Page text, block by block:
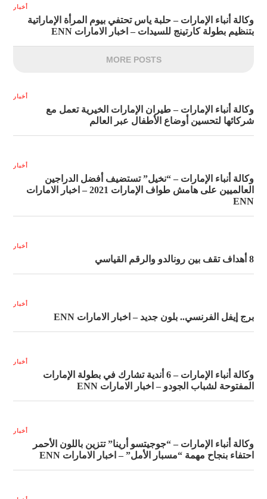
أخبار
وكالة أنباء الإمارات – حلبة ياس تحتفي بيوم المرأة الإماراتية
بتنظيم بطولة كارتينج للسيدات – اخبار الامارات ENN
MORE POSTS
أخبار
وكالة أنباء الإمارات – طيران الإمارات الخيرية تعمل مع
شركائها لتحسين أوضاع الأطفال عبر العالم
أخبار
وكالة أنباء الإمارات – “نخيل” تستضيف أفضل الدراجين
العالميين على هامش طواف الإمارات 2021 – اخبار الامارات
ENN
أخبار
8 أهداف تقف بين رونالدو والرقم القياسي
أخبار
برج إيفل الفرنسي.. بلون جديد – اخبار الامارات ENN
أخبار
وكالة أنباء الإمارات – 6 أندية تشارك في بطولة الإمارات
المفتوحة لشباب الجودو – اخبار الامارات ENN
أخبار
وكالة أنباء الإمارات – “جوجيتسو أرينا” تتزين باللون الأحمر
احتفاء بنجاح مهمة “مسبار الأمل” – اخبار الامارات ENN